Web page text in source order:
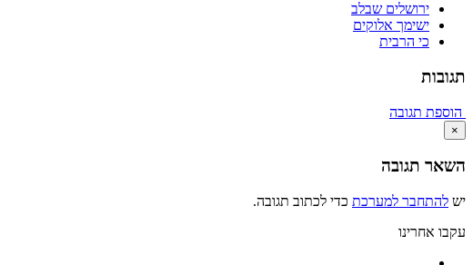
ירושלים שבלב
ישימך אלוקים
כי הרבית
תגובות
הוספת תגובה
×
השאר תגובה
יש להתחבר למערכת כדי לכתוב תגובה.
עקבו אחרינו